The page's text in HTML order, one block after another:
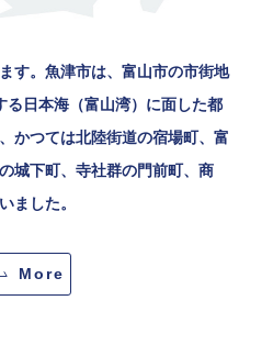
す。魚津市は、富山市の市街地
る日本海（富山湾）に面した都
かつては北陸街道の宿場町、富
城下町、寺社群の門前町、商
ました。
More